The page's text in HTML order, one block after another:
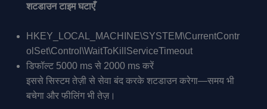
शटडाउन टाइम घटाएँ
HKEY_LOCAL_MACHINE\SYSTEM\CurrentContr
olSet\Control\WaitToKillServiceTimeout
डिफॉल्ट 5000 ms से 2000 ms करें
इससे सिस्टम तेज़ी से सेवा बंद करके शटडाउन करेगा—समय भी
बचेगा और फीलिंग भी तेज़।